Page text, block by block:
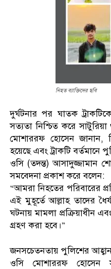
নিহত ব্যাক্তিদের ছবি
দুর্ঘটনার পর ঘাতক
সত্যতা নিশ্চিত করে
মোশাররফ হোসেন জানান,
হয়েছে এবং ট্রাকটি বর্তমানে
ওসি (তদন্ত) আসাদুজ্জামান
সমবেদনা প্রকাশ করে বলেন:
“আমরা নিহতের পরিবারের
এই মুহূর্তে আল্লাহ তাদের
ঘটনায় মামলা প্রক্রিয়াধীন
গ্রহণ করা হবে।”
জনসচেতনতায় পুলিশের
ওসি মোশাররফ হোসেন